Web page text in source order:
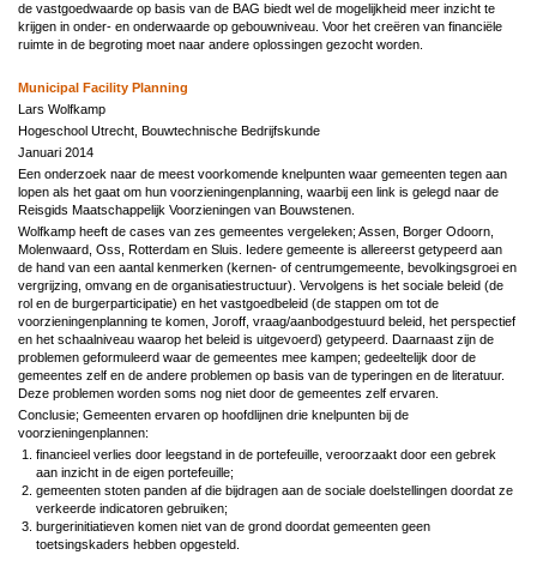
de vastgoedwaarde op basis van de BAG biedt wel de mogelijkheid meer inzicht te
krijgen in onder- en onderwaarde op gebouwniveau. Voor het creëren van financiële
ruimte in de begroting moet naar andere oplossingen gezocht worden.
Municipal Facility Planning
Lars Wolfkamp
Hogeschool Utrecht, Bouwtechnische Bedrijfskunde
Januari 2014
Een onderzoek naar de meest voorkomende knelpunten waar gemeenten tegen aan
lopen als het gaat om hun voorzieningenplanning, waarbij een link is gelegd naar de
Reisgids Maatschappelijk Voorzieningen van Bouwstenen.
Wolfkamp heeft de cases van zes gemeentes vergeleken; Assen, Borger Odoorn,
Molenwaard, Oss, Rotterdam en Sluis. Iedere gemeente is allereerst getypeerd aan
de hand van een aantal kenmerken (kernen- of centrumgemeente, bevolkingsgroei en
vergrijzing, omvang en de organisatiestructuur). Vervolgens is het sociale beleid (de
rol en de burgerparticipatie) en het vastgoedbeleid (de stappen om tot de
voorzieningenplanning te komen, Joroff, vraag/aanbodgestuurd beleid, het perspectief
en het schaalniveau waarop het beleid is uitgevoerd) getypeerd. Daarnaast zijn de
problemen geformuleerd waar de gemeentes mee kampen; gedeeltelijk door de
gemeentes zelf en de andere problemen op basis van de typeringen en de literatuur.
Deze problemen worden soms nog niet door de gemeentes zelf ervaren.
Conclusie; Gemeenten ervaren op hoofdlijnen drie knelpunten bij de
voorzieningenplannen:
financieel verlies door leegstand in de portefeuille, veroorzaakt door een gebrek
aan inzicht in de eigen portefeuille;
gemeenten stoten panden af die bijdragen aan de sociale doelstellingen doordat ze
verkeerde indicatoren gebruiken;
burgerinitiatieven komen niet van de grond doordat gemeenten geen
toetsingskaders hebben opgesteld.